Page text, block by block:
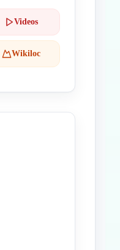
Videos
Wikiloc